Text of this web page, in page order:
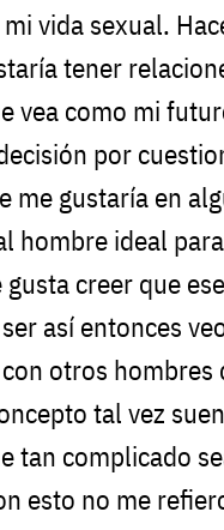
vida sexual.
tener
vea como mi
por
me gustaría en
hombre ideal
creer que
así entonces
otros hombres
tal vez
tan complicado
esto no me